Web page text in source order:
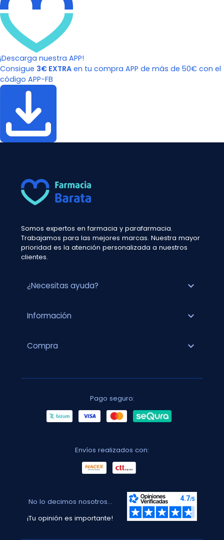
¡Descarga nuestra APP!
Consigue 3€ EXTRA en tu compra APP de más de 50€ con el
código APP-FB
Somos expertos en farmacia y parafarmacia.
Trabajamos para las mejores marcas. Nuestra mayor
prioridad es la atención personalizada a nuestros
clientes.
¿Necesitas ayuda? expand_more
Información expand_more
Compra expand_more
Pago seguro:
Envíos realizados con:
No lo decimos nosotros...
¡Tu opinión es importante!